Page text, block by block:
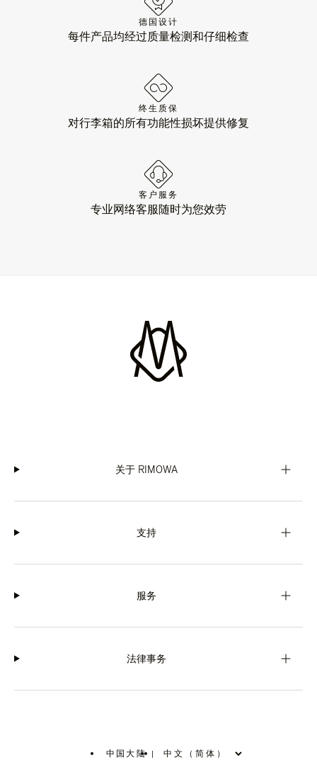
德国设计
每件产品均经过质量检测和仔细检查
终生质保
对行李箱的所有功能性损坏提供修复
客户服务
专业网络客服随时为您效劳
关于 RIMOWA
支持
服务
法律事务
中国大陆 |